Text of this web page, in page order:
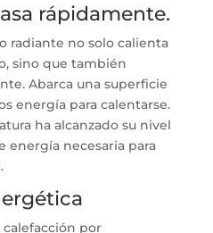
rápidamente.
radiante no solo calienta
sino que también
Abarca una superficie
energía para calentarse.
ha alcanzado su nivel
energía necesaria para
calefacción por